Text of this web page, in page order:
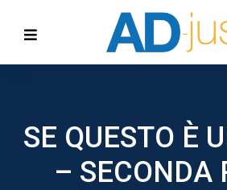
SE QUESTO È
– SECONDA